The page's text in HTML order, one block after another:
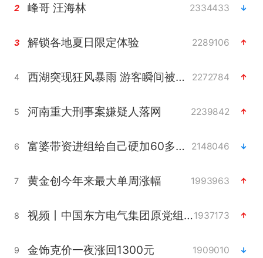
2 峰哥 汪海林 2334433
3 解锁各地夏日限定体验 2289106
4 西湖突现狂风暴雨 游客瞬间被浇透 2272784
5 河南重大刑事案嫌疑人落网 2239842
6 富婆带资进组给自己硬加60多场吻戏 2148046
7 黄金创今年来最大单周涨幅 1993963
8 视频丨中国东方电气集团原党组副书记、董事宋致远被查1937173
9 金饰克价一夜涨回1300元 1909010